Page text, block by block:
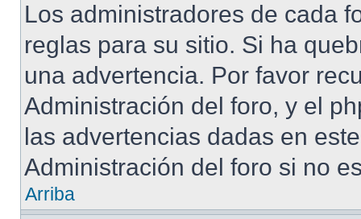
Los administradores de cada
reglas para su sitio. Si ha
una advertencia. Por favor
Administración del foro, y el
las advertencias dadas en
Administración del foro si no
Arriba